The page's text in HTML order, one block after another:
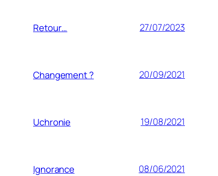
Retour… 27/07/2023
Changement ? 20/09/2021
Uchronie 19/08/2021
Ignorance 08/06/2021